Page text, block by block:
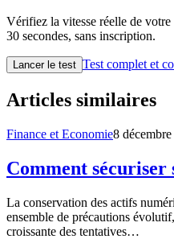
Vérifiez la vitesse réelle de
30 secondes, sans inscription.
Lancer le test Test complet et
Articles similaires
Finance et Economie8
Comment sécuriser
La conservation des actifs
ensemble de précautions
croissante des tentatives…